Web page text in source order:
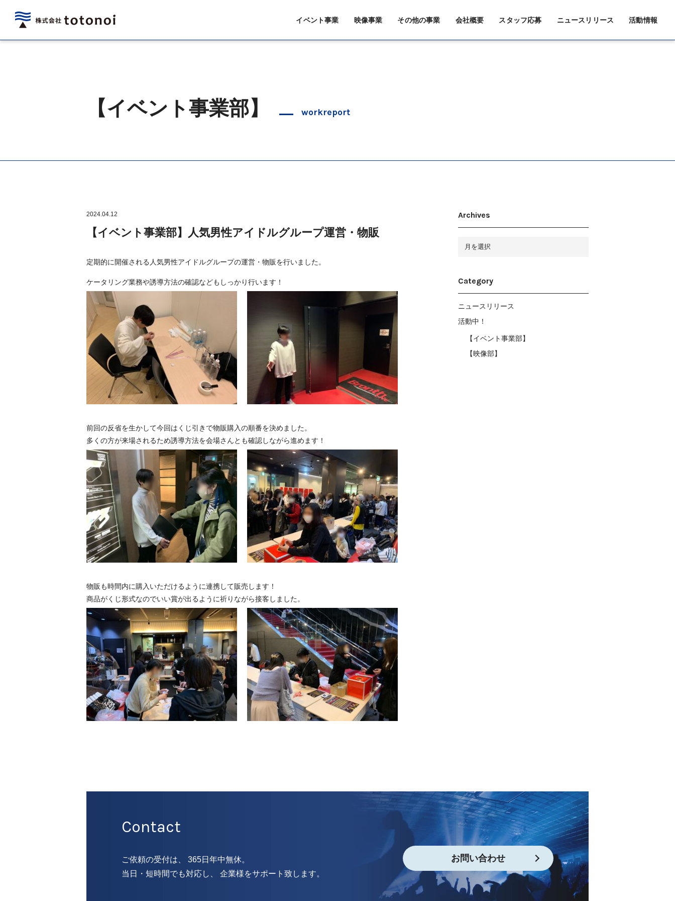
イベント事業 映像事業 その他の事業 会社概要 スタッフ応募 ニュースリリース 活動情報
【イベント事業部】 workreport
2024.04.12
【イベント事業部】人気男性アイドルグループ運営・物販
定期的に開催される人気男性アイドルグループの運営・物販を行いました。
ケータリング業務や誘導方法の確認などもしっかり行います！
前回の反省を生かして今回はくじ引きで物販購入の順番を決めました。
多くの方が来場されるため誘導方法を会場さんとも確認しながら進めます！
物販も時間内に購入いただけるように連携して販売します！
商品がくじ形式なのでいい賞が出るように祈りながら接客しました。
Archives
Category
ニュースリリース
活動中！
【イベント事業部】
【映像部】
Contact
ご依頼の受付は、 365日年中無休。
当日・短時間でも対応し、 企業様をサポート致します。
お問い合わせ